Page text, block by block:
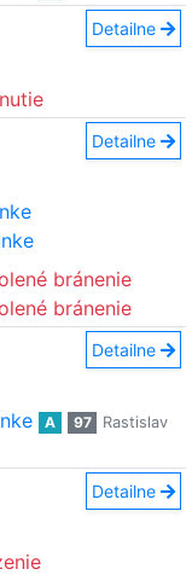
Detailne
Detailne
bránenie
bránenie
Detailne
A 97
Rastislav
Detailne